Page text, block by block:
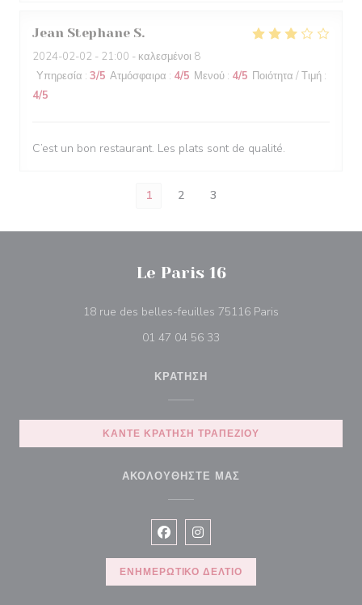
Jean Stephane S
2024-02-02 - 21:00 - καλεσμένοι 8
Υπηρεσία : 3/5 Ατμόσφαιρα : 4/5 Μενού : 4/5 Ποιότητα / Τιμή :
4/5
C’est un bon restaurant. Les plats sont de qualité.
1 2 3
Le Paris 16
18 rue des belles-feuilles 75116 Paris
01 47 04 56 33
ΚΡΆΤΗΣΗ
ΚΆΝΤΕ ΚΡΆΤΗΣΗ ΤΡΑΠΕΖΙΟΎ
ΑΚΟΛΟΥΘΉΣΤΕ ΜΑΣ
Facebook ((ανοίγει σε νέο
Instagram ((ανοίγει σε νέο
ΕΝΗΜΕΡΩΤΙΚΌ ΔΕΛΤΊΟ